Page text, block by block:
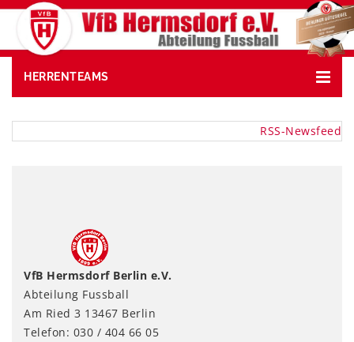
HERRENTEAMS
RSS-Newsfeed
VfB Hermsdorf Berlin e.V.
Abteilung Fussball
Am Ried 3 13467 Berlin
Telefon: 030 / 404 66 05